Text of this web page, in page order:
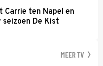
Carrie ten Napel en
seizoen De Kist
MEER TV